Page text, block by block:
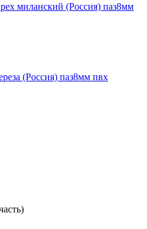
миланский (Россия) паз8мм
(Россия) паз8мм пвх